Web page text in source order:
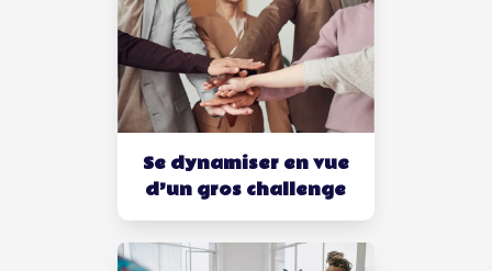
Se dynamiser en vue
d’un gros challenge